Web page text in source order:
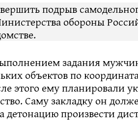
подрыв
обороны
задания
объектов по
этого ему планировали
Саму закладку он
детонацию произвести